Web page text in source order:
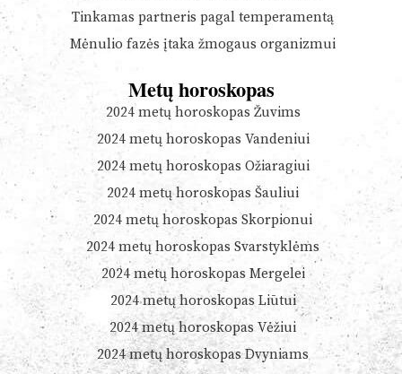
Tinkamas partneris pagal temperamentą
Mėnulio fazės įtaka žmogaus organizmui
Metų horoskopas
2024 metų horoskopas Žuvims
2024 metų horoskopas Vandeniui
2024 metų horoskopas Ožiaragiui
2024 metų horoskopas Šauliui
2024 metų horoskopas Skorpionui
2024 metų horoskopas Svarstyklėms
2024 metų horoskopas Mergelei
2024 metų horoskopas Liūtui
2024 metų horoskopas Vėžiui
2024 metų horoskopas Dvyniams